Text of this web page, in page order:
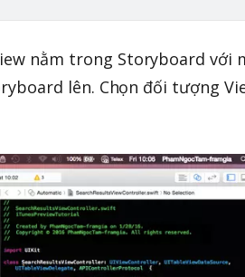
nằm trong Storyboard với
lên. Chọn đối tượng